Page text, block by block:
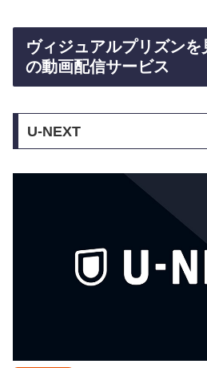
ヴィジュアルプリズン
の動画配信サービス
U-NEXT